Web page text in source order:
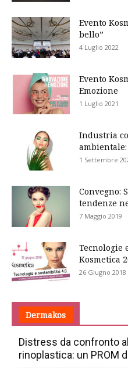
Evento
bello”
4 Luglio 2022
Evento
Emozione
1 Luglio 2021
Industria
1 Settembre
Convegno:
tendenze
7 Maggio 2019
Tecnologie
Kosmetica
26 Giugno 2018
Dermakos
Distress da confronto
rinoplastica: un PROM